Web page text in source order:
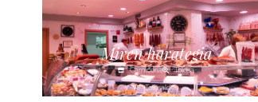
Miren harategia
Carnicería Tolosa
Tolosaldea